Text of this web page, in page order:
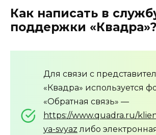
Как написать в
поддержки «Квадра»?
Для связи с
«Квадра» используется
«Обратная связь» —
https://www.quadra.ru/
ya-svyaz либо